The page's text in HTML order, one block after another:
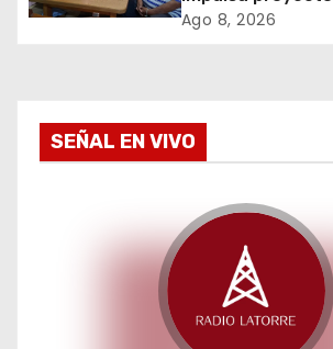
r
a
homenajear en
Ago 8, 2026
SEÑAL EN VIVO